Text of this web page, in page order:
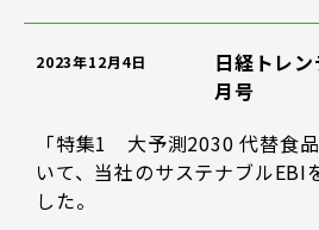
2023年12月4日
日経トレ
月号
「特集1 大予測2030 代替食
いて、当社のサステナブルEBI
した。